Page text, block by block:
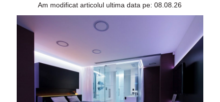
Am modificat articolul ultima data pe: 08.08.26